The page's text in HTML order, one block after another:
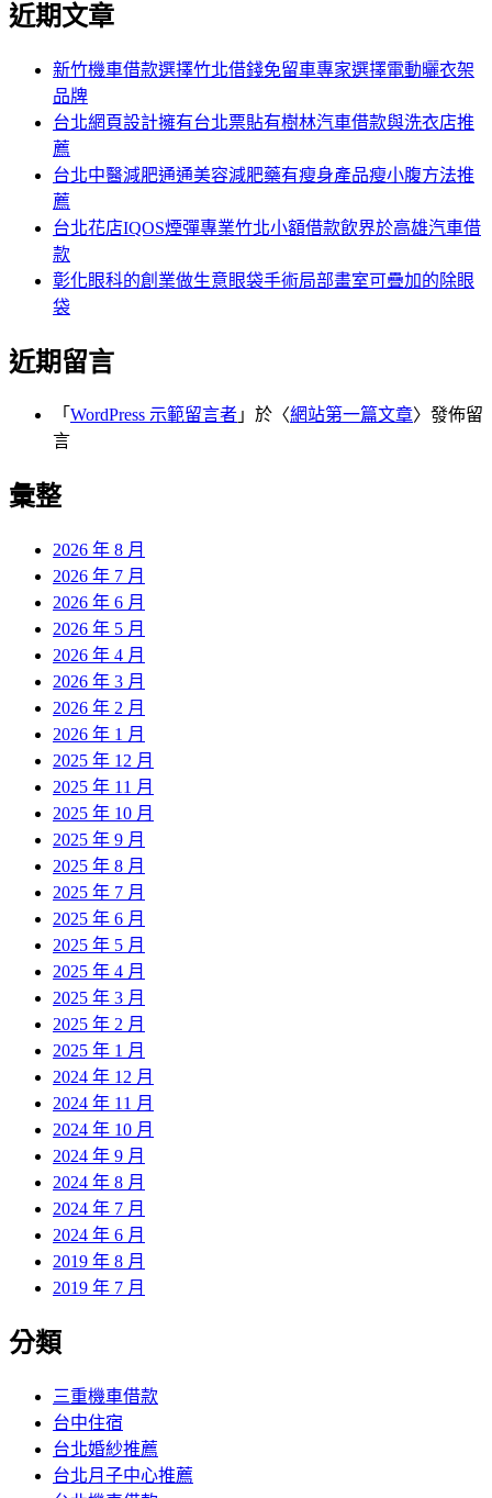
章:
關
近期文章
新竹機車借款選擇竹北借錢免留車專家選擇電動曬衣架
品牌
台北網頁設計擁有台北票貼有樹林汽車借款與洗衣店推
薦
台北中醫減肥通通美容減肥藥有瘦身產品瘦小腹方法推
薦
台北花店IQOS煙彈專業竹北小額借款飲界於高雄汽車借
款
彰化眼科的創業做生意眼袋手術局部畫室可疊加的除眼
袋
近期留言
「 WordPress 示範留言者 」於〈網站第一篇文章〉發佈留
言
彙整
2026 年 8 月
2026 年 7 月
2026 年 6 月
2026 年 5 月
2026 年 4 月
2026 年 3 月
2026 年 2 月
2026 年 1 月
2025 年 12 月
2025 年 11 月
2025 年 10 月
2025 年 9 月
2025 年 8 月
2025 年 7 月
2025 年 6 月
2025 年 5 月
2025 年 4 月
2025 年 3 月
2025 年 2 月
2025 年 1 月
2024 年 12 月
2024 年 11 月
2024 年 10 月
2024 年 9 月
2024 年 8 月
2024 年 7 月
2024 年 6 月
2019 年 8 月
2019 年 7 月
分類
三重機車借款
台中住宿
台北婚紗推薦
台北月子中心推薦